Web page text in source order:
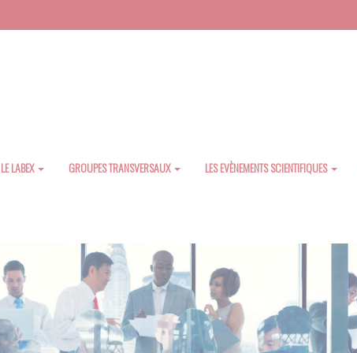
LE LABEX GROUPES TRANSVERSAUX LES EVÈNEMENTS SCIENTIFIQUES